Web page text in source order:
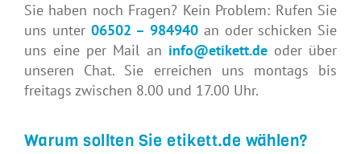
Sie haben noch Fragen? Kein Problem: Rufen Sie
uns unter06502 – 984940 an oder schicken Sie
uns eine per Mail an info@etikett.deoder über
unseren Chat. Sie erreichen uns montags bis
freitags zwischen 8.00 und 17.00 Uhr.
Warum sollten Sie etikett.de wählen?